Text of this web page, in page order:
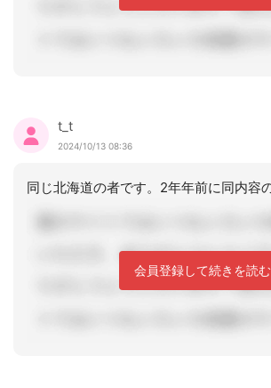
t_t
2024/10/13 08:36
会員登録して続きを読む